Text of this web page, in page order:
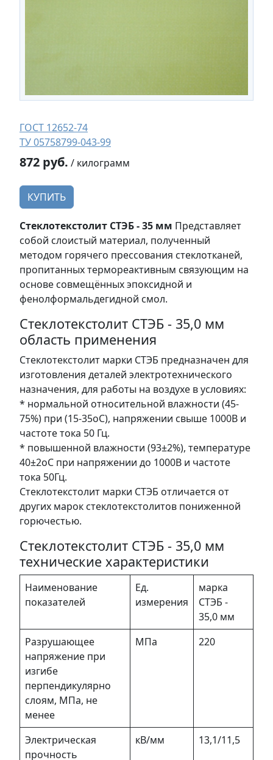
ГОСТ 12652-74
ТУ 05758799-043-99
872 руб. / килограмм
КУПИТЬ
Стеклотекстолит СТЭБ - 35 мм Представляет
собой слоистый материал, полученный
методом горячего прессования стеклотканей,
пропитанных термореактивным связующим на
основе совмещённых эпоксидной и
фенолформальдегидной смол.
Стеклотекстолит СТЭБ - 35,0 мм
область применения
Стеклотекстолит марки СТЭБ предназначен для
изготовления деталей электротехнического
назначения, для работы на воздухе в условиях:
* нормальной относительной влажности (45-
75%) при (15-35oС), напряжении свыше 1000В и
частоте тока 50 Гц.
* повышенной влажности (93±2%), температуре
40±2oС при напряжении до 1000В и частоте
тока 50Гц.
Стеклотекстолит марки СТЭБ отличается от
других марок стеклотекстолитов пониженной
горючестью.
Стеклотекстолит СТЭБ - 35,0 мм
технические характеристики
Наименование
показателей
Ед.
измерения
марка
СТЭБ -
35,0 мм
Разрушающее
напряжение при
изгибе
перпендикулярно
слоям, МПа, не
менее
МПа 220
Электрическая
прочность
кВ/мм 13,1/11,5